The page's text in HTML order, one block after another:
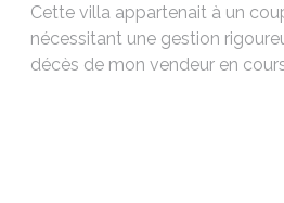
Cette villa appartenait à un
nécessitant une gestion
décès de mon vendeur en